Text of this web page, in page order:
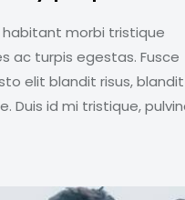
morbi tristique
ac turpis egestas. Fusce
elit blandit risus, blandit
Duis id mi tristique,